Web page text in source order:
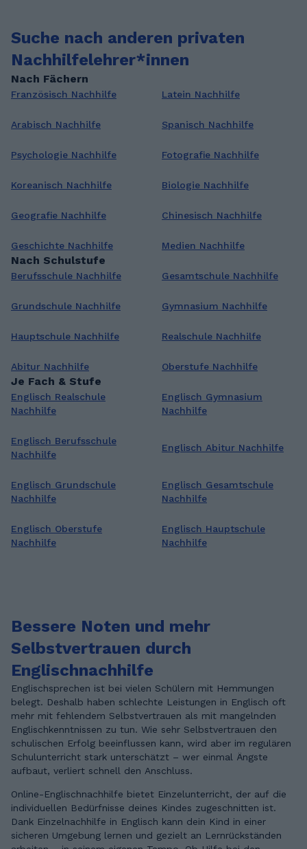
Suche nach anderen privaten
Nachhilfelehrer*innen
Nach Fächern
Französisch Nachhilfe Latein Nachhilfe
Arabisch Nachhilfe Spanisch Nachhilfe
Psychologie Nachhilfe Fotografie Nachhilfe
Koreanisch Nachhilfe Biologie Nachhilfe
Geografie Nachhilfe Chinesisch Nachhilfe
Geschichte Nachhilfe Medien Nachhilfe
Nach Schulstufe
Berufsschule Nachhilfe Gesamtschule Nachhilfe
Grundschule Nachhilfe Gymnasium Nachhilfe
Hauptschule Nachhilfe Realschule Nachhilfe
Abitur Nachhilfe Oberstufe Nachhilfe
Je Fach & Stufe
Englisch Realschule
Nachhilfe
Englisch Gymnasium
Nachhilfe
Englisch Berufsschule
Nachhilfe
Englisch Abitur Nachhilfe
Englisch Grundschule
Nachhilfe
Englisch Gesamtschule
Nachhilfe
Englisch Oberstufe
Nachhilfe
Englisch Hauptschule
Nachhilfe
Bessere Noten und mehr
Selbstvertrauen durch
Englischnachhilfe
Englischsprechen ist bei vielen Schülern mit Hemmungen
belegt. Deshalb haben schlechte Leistungen in Englisch oft
mehr mit fehlendem Selbstvertrauen als mit mangelnden
Englischkenntnissen zu tun. Wie sehr Selbstvertrauen den
schulischen Erfolg beeinflussen kann, wird aber im regulären
Schulunterricht stark unterschätzt – wer einmal Ängste
aufbaut, verliert schnell den Anschluss.
Online-Englischnachhilfe bietet Einzelunterricht, der auf die
individuellen Bedürfnisse deines Kindes zugeschnitten ist.
Dank Einzelnachhilfe in Englisch kann dein Kind in einer
sicheren Umgebung lernen und gezielt an Lernrückständen